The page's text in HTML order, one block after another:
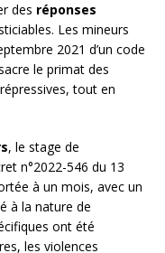
des réponses
Les mineurs
2021 d’un code
le primat des
tout en
, le stage de
n°2022-546 du 13
à un mois, avec un
à la nature de
ont été
les violences